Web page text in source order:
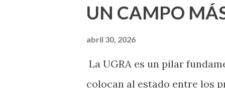
Jesús F. Elizondo y la calle
Septiembre, en los edificios
UN CAMPO
abril 30, 2026
La UGRA es un pilar
colocan al estado entre los